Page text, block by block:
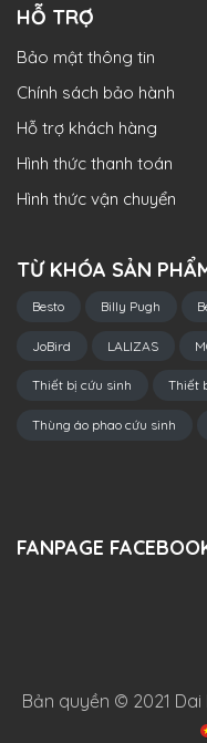
HỖ TRỢ
Bảo mật thông tin
Chính sách bảo hành
Hỗ trợ khách hàng
Hình thức thanh toán
Hình thức vận chuyển
TỪ KHÓA SẢN
Besto Billy Pugh
JoBird LALIZAS
Thiết bị cứu sinh Thiết
Thùng áo phao cứu sinh
FANPAGE
Bản quyền © 2021